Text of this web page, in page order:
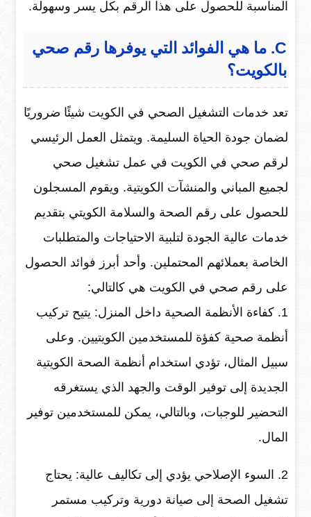
المناسبة للحصول على هذا الرقم بكل يسر وسهولة.
C. ما هي الفوائد التي يوفرها رقم صحي
بالكويت؟
تعد خدمات التشغيل الصحي في الكويت شيئًا ضروريًا
لضمان جودة الحياة السليمة. ويتمثل العمل الرئيسي
لرقم صحي في الكويت في عمل تشغيل صحي
لجميع المباني والمنشآت الكويتية. ويقوم المسجلون
للحصول على رقم الصحة والسلامة الكويتي بتقديم
خدمات عالية الجودة لتلبية الاحتياجات والمتطلبات
الخاصة بعملائهم المحتملين. وأحد أبرز فوائد الحصول
على رقم صحي في الكويت هي كالتالي:
1. كفاءة الأنظمة الصحية داخل المنزل: يتيح تركيب
أنظمة صحية كفؤة للمستخدمين الكويتيين. وعلى
سبيل المثال، تؤدي استخدام أنظمة الصحة الكويتية
الجديدة إلى توفير الوقت والجهد الذي يستغرقه
التحضير للوجبات، وبالتالي، يمكن للمستخدمين توفير
المال.
2. السوء الإصلاحي يؤدي إلى تكاليف عالية: يحتاج
تشغيل الصحة إلى صيانة دورية وتركيب مستمر